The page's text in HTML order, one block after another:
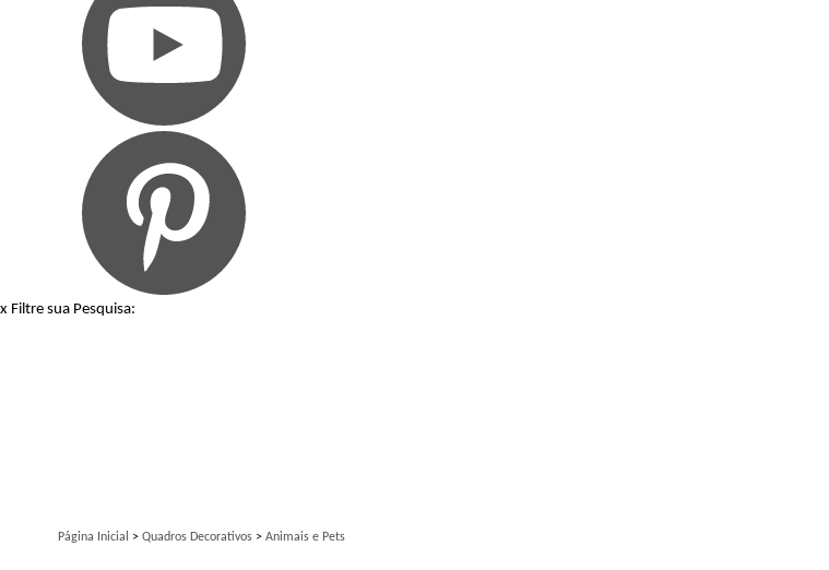
x Filtre sua Pesquisa:
Página Inicial > Quadros Decorativos > Animais e Pets